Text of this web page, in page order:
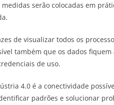
serão colocadas em
de visualizar todos os
também que os dados
de uso.
4.0 é a conectividade
padrões e solucionar